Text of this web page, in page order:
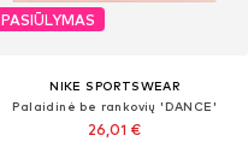
PASIŪLYMAS
NIKE SPORTSWEAR
Palaidinė be rankovių 'DANCE'
26,01 €